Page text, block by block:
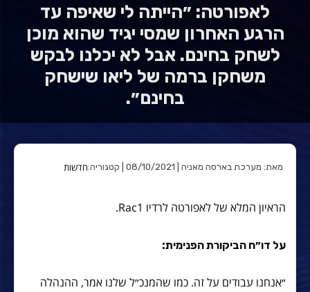
לאפורטה: ״הייתה לי שאיפה עד
הרגע האחרון שמסי יגיד שהוא מוכן
לשחק בחינם. אבל לא יכלנו לבקש
משחקן ברמה של ליאו שישחק
בחינם״.
מאת: מערכת בארסה מאניה | 08/10/2021 | קטגוריה: חדשות
הראיון המלא של לאפורטה לרדיו Rac1.
על דו״ח הביקורת הפנימית:
״אנחנו עבודים על זה. כמו שהמנכ״ל שלנו אמר, ההנהלה